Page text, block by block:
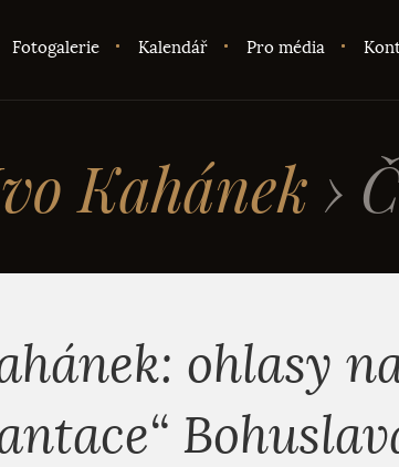
Fotogalerie Kalendář Pro média
Kahánek ›
ohlasy